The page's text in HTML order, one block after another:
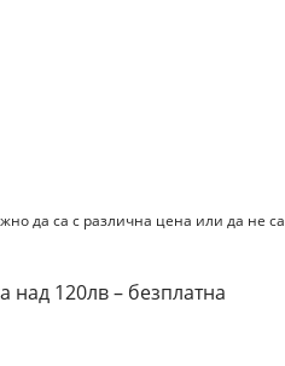
да са с различна цена или да не са
120лв – безплатна